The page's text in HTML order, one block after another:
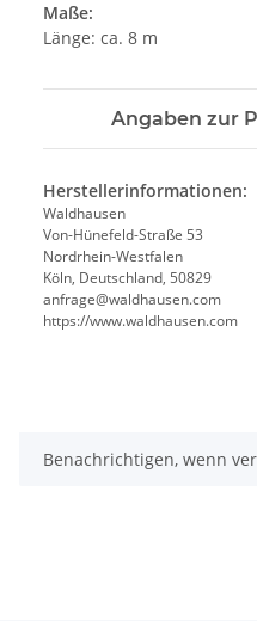
Maße:
Länge: ca. 8 m
Angaben zur
Herstellerinformationen:
Waldhausen
Von-Hünefeld-Straße 53
Nordrhein-Westfalen
Köln, Deutschland, 50829
anfrage@waldhausen.com
https://www.waldhausen.com
Benachrichtigen, wenn